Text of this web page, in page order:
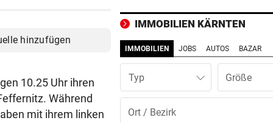
hinzufügen
10.25 Uhr ihren
Während
mit ihrem linken
So bereiten Sie sich auf
Media-Checks vor
ANHALTENDE TROCKENHEIT vor 18
Kein Wasser mehr:
Alpenvereinshaus schließt
vor
IMMOBILIEN KÄRNTEN
IMMOBILIEN JOBS AUTOS BAZAR
Typ